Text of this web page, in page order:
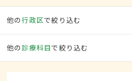
他の行政区で絞り込む
他の 診療科目で絞り込む